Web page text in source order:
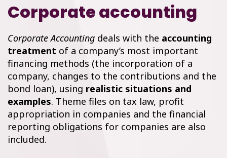
Corporate accounting
Corporate Accounting deals with the accounting
treatment of a company’s most important
financing methods (the incorporation of a
company, changes to the contributions and the
bond loan), using realistic situations and
examples. Theme files on tax law, profit
appropriation in companies and the financial
reporting obligations for companies are also
included.